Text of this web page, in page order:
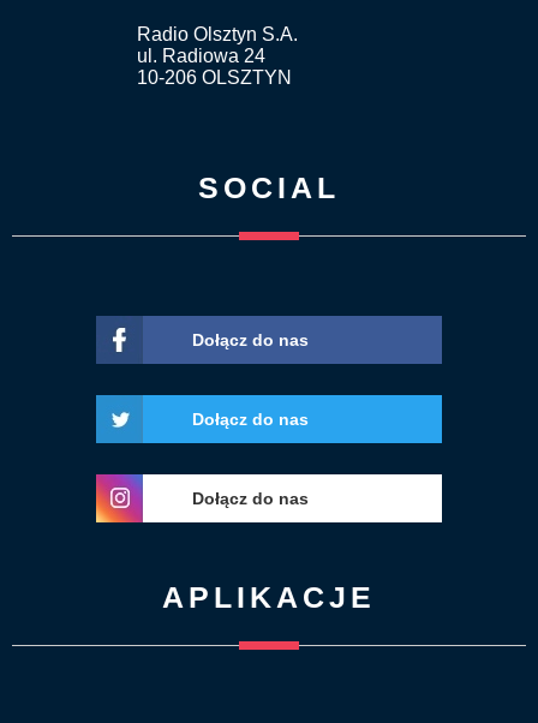
Radio Olsztyn S.A.
ul. Radiowa 24
10-206 OLSZTYN
SOCIAL
Dołącz do nas
Dołącz do nas
Dołącz do nas
APLIKACJE